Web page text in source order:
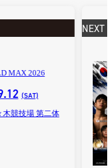
MAX 2026
(SAT)
木競技場 第二体
NEXT